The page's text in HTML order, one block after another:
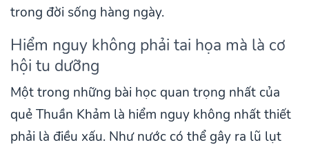
trong đời sống hàng ngày.
Hiểm nguy không phải tai họa mà là cơ
hội tu dưỡng
Một trong những bài học quan trọng nhất của
quẻ Thuần Khảm là hiểm nguy không nhất thiết
phải là điều xấu. Như nước có thể gây ra lũ lụt